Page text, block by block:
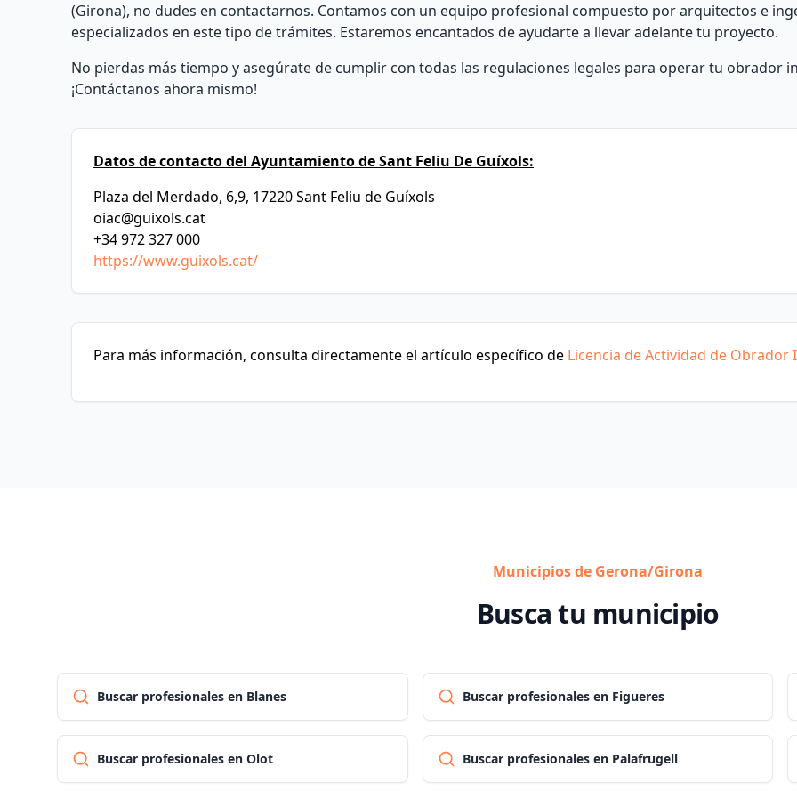
(Girona), no dudes en contactarnos. Contamos con un equipo profesional compuesto por arquitectos e
especializados en este tipo de trámites. Estaremos encantados de ayudarte a llevar adelante tu proyecto.
No pierdas más tiempo y asegúrate de cumplir con todas las regulaciones legales para operar tu obrador
¡Contáctanos ahora mismo!
Datos de contacto del Ayuntamiento de Sant Feliu De Guíxols:
Plaza del Merdado, 6,9, 17220 Sant Feliu de Guíxols
oiac@guixols.cat
+34 972 327 000
https://www.guixols.cat/
Para más información, consulta directamente el artículo específico de Licencia de Actividad de Obrador
Municipios de Gerona/Girona
Busca tu municipio
Buscar profesionales en Blanes Buscar profesionales en Figueres
Buscar profesionales en Olot Buscar profesionales en Palafrugell